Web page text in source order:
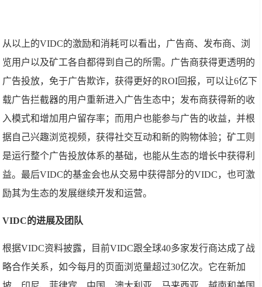
从以上的VIDC的激励和消耗可以看出，广告商、发布商、浏
览用户以及矿工各自都得到自己的所需。广告商获得更透明的
广告投放，免于广告欺诈，获得更好的ROI回报，可以让6亿下
载广告拦截器的用户重新进入广告生态中；发布商获得新的收
入模式和增加用户留存率；而用户也能参与广告的收益，并根
据自己兴趣浏览视频，获得社交互动和新的购物体验；矿工则
是运行整个广告投放体系的基础，也能从生态的增长中获得利
益。最后VIDC的基金会也从交易中获得部分的VIDC，也可激
励其为生态的发展继续开发和运营。
VIDC的进展及团队
根据VIDC资料披露，目前VIDC跟全球40多家发行商达成了战
略合作关系，如今每月的页面浏览量超过30亿次。它在新加